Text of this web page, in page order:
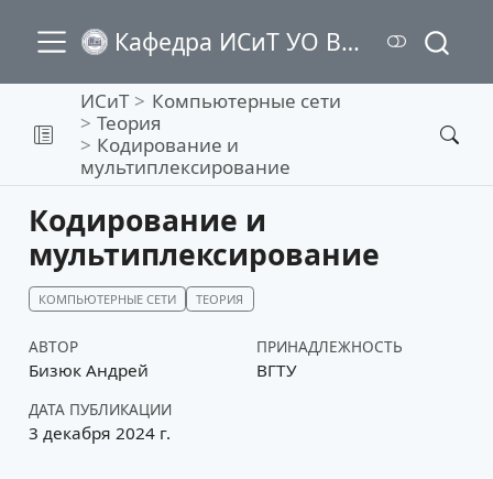
Кафедра ИСиТ УО ВГТУ
ИСиТ
Компьютерные сети
Теория
Кодирование и
мультиплексирование
Кодирование и
мультиплексирование
КОМПЬЮТЕРНЫЕ СЕТИ ТЕОРИЯ
АВТОР ПРИНАДЛЕЖНОСТЬ
Бизюк Андрей ВГТУ
ДАТА ПУБЛИКАЦИИ
3 декабря 2024 г.